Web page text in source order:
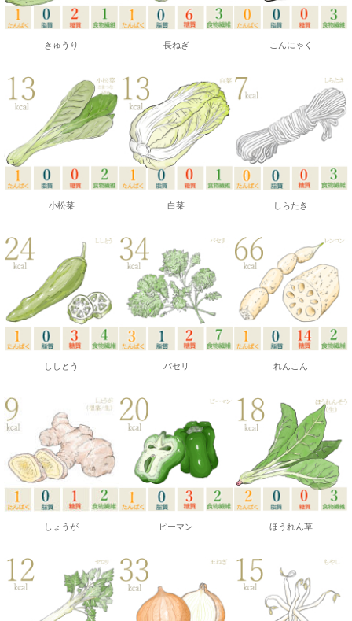
きゅうり
小松菜
ししとう
しょうが
長ねぎ
白菜
パセリ
ピーマン
こんにゃく
しらたき
れんこん
ほうれん草